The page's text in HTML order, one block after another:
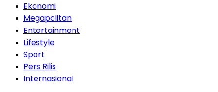
Ekonomi
Megapolitan
Entertainment
Lifestyle
Sport
Pers Rilis
Internasional